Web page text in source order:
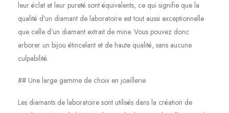
leur éclat et leur pureté sont équivalents, ce qui signifie que la
qualité d’un diamant de laboratoire est tout aussi exceptionnelle
que celle d’un diamant extrait de mine. Vous pouvez donc
arborer un bijou étincelant et de haute qualité, sans aucune
culpabilité.
## Une large gamme de choix en joaillerie
Les diamants de laboratoire sont utilisés dans la création de